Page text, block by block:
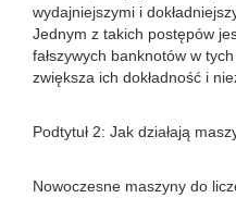
wydajniejszymi i
Jednym z takich postępów
fałszywych banknotów w
zwiększa ich dokładność i
Podtytuł 2: Jak działają
Nowoczesne maszyny do